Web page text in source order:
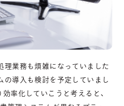
理業務も煩雑になっていました
の導入も検討を予定していまし
効率化していこうと考えると、